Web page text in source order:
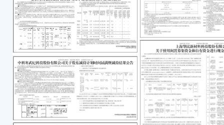
公司
州工
简称
司总
业（
京原
合伙
行动
总股
上